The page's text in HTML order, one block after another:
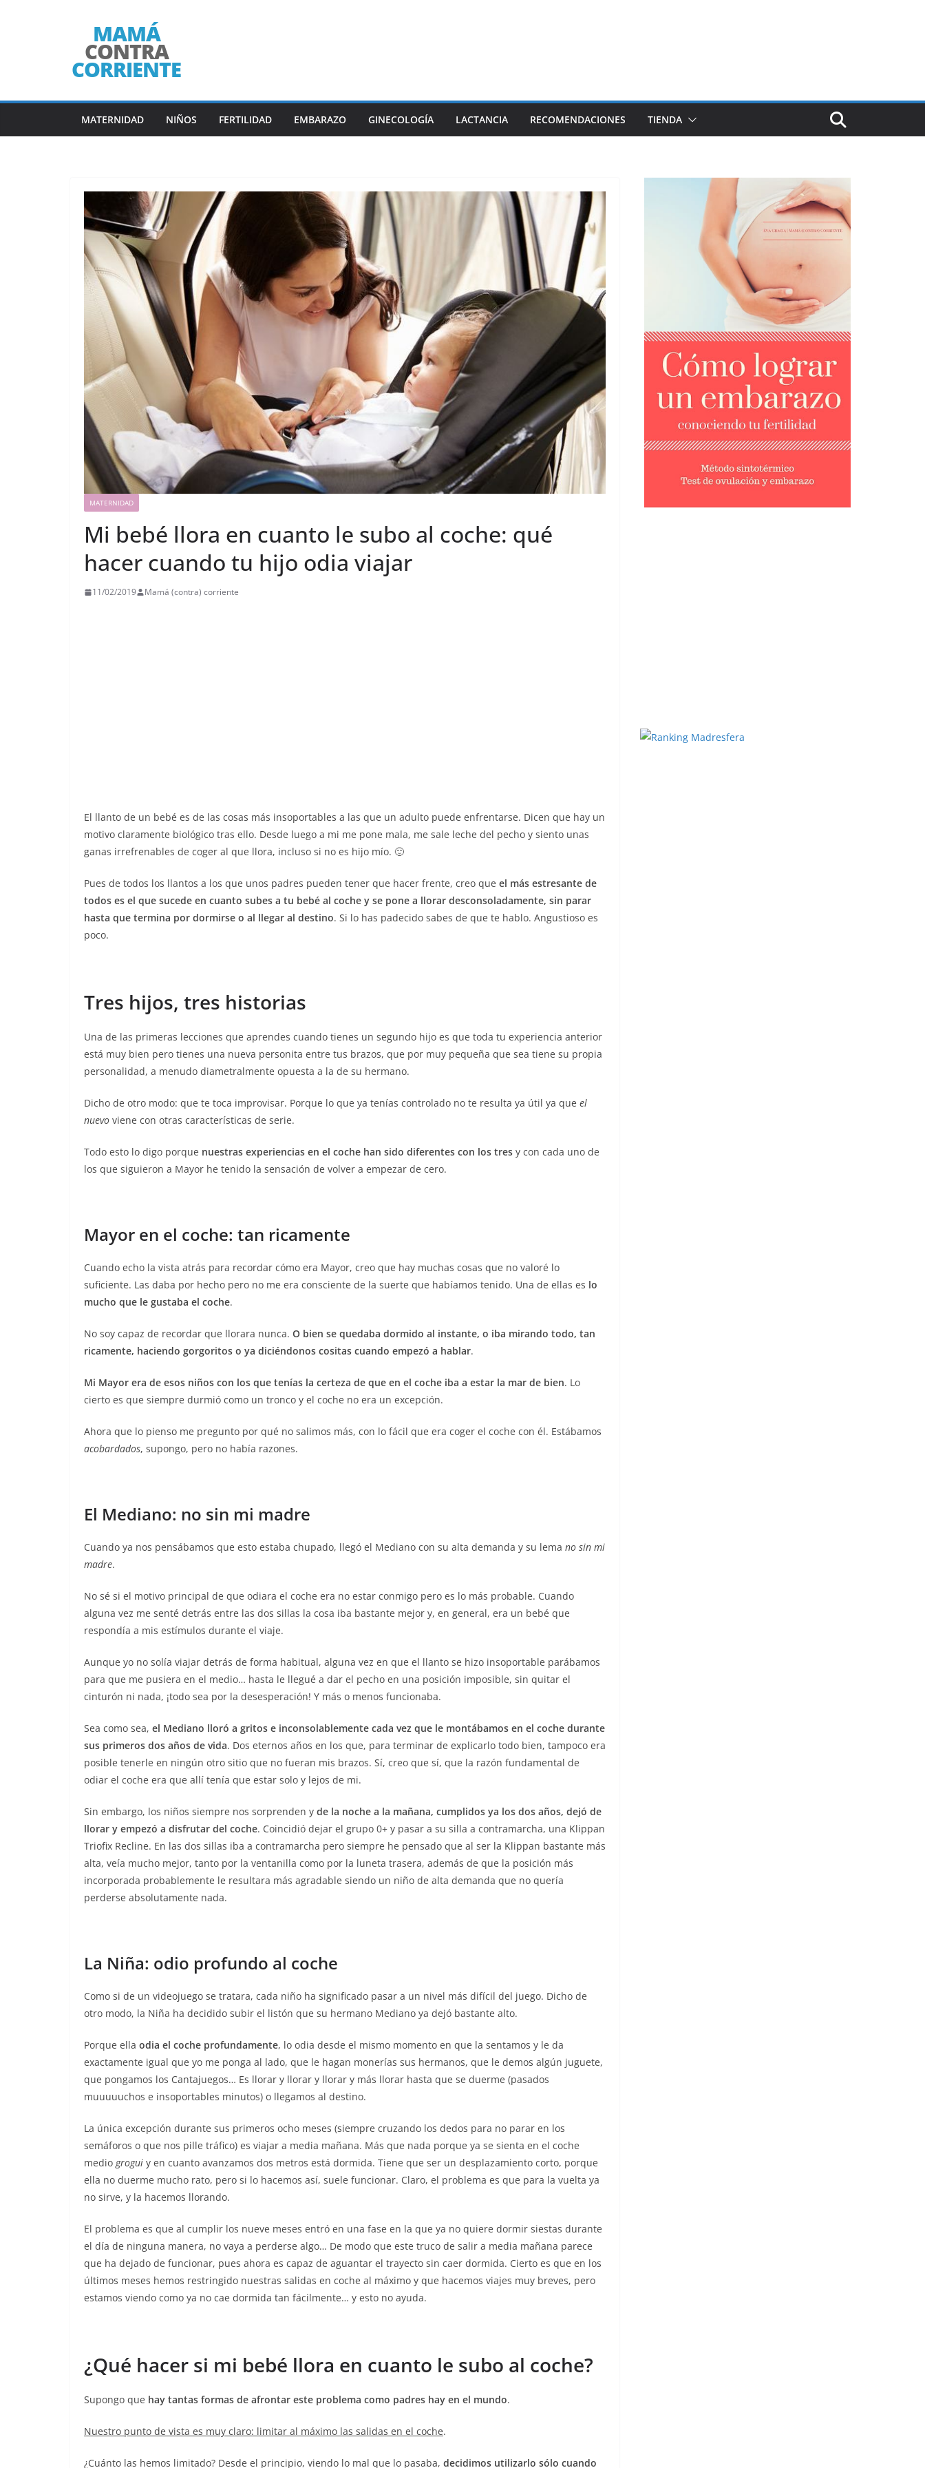
MATERNIDAD NIÑOS FERTILIDAD EMBARAZO GINECOLOGÍA LACTANCIA RECOMENDACIONES TIENDA
MATERNIDAD
Mi bebé llora en cuanto le subo al coche: qué
hacer cuando tu hijo odia viajar
11/02/2019 Mamá (contra) corriente
El llanto de un bebé es de las cosas más insoportables a las que un adulto puede enfrentarse. Dicen que hay un
motivo claramente biológico tras ello. Desde luego a mi me pone mala, me sale leche del pecho y siento unas
ganas irrefrenables de coger al que llora, incluso si no es hijo mío. 🙂
Pues de todos los llantos a los que unos padres pueden tener que hacer frente, creo que el más estresante de
todos es el que sucede en cuanto subes a tu bebé al coche y se pone a llorar desconsoladamente, sin parar
hasta que termina por dormirse o al llegar al destino. Si lo has padecido sabes de que te hablo. Angustioso es
poco.
Tres hijos, tres historias
Una de las primeras lecciones que aprendes cuando tienes un segundo hijo es que toda tu experiencia anterior
está muy bien pero tienes una nueva personita entre tus brazos, que por muy pequeña que sea tiene su propia
personalidad, a menudo diametralmente opuesta a la de su hermano.
Dicho de otro modo: que te toca improvisar. Porque lo que ya tenías controlado no te resulta ya útil ya que el
nuevo viene con otras características de serie.
Todo esto lo digo porque nuestras experiencias en el coche han sido diferentes con los tres y con cada uno de
los que siguieron a Mayor he tenido la sensación de volver a empezar de cero.
Mayor en el coche: tan ricamente
Cuando echo la vista atrás para recordar cómo era Mayor, creo que hay muchas cosas que no valoré lo
suficiente. Las daba por hecho pero no me era consciente de la suerte que habíamos tenido. Una de ellas es lo
mucho que le gustaba el coche.
No soy capaz de recordar que llorara nunca. O bien se quedaba dormido al instante, o iba mirando todo, tan
ricamente, haciendo gorgoritos o ya diciéndonos cositas cuando empezó a hablar.
Mi Mayor era de esos niños con los que tenías la certeza de que en el coche iba a estar la mar de bien. Lo
cierto es que siempre durmió como un tronco y el coche no era un excepción.
Ahora que lo pienso me pregunto por qué no salimos más, con lo fácil que era coger el coche con él. Estábamos
acobardados, supongo, pero no había razones.
El Mediano: no sin mi madre
Cuando ya nos pensábamos que esto estaba chupado, llegó el Mediano con su alta demanda y su lema no sin mi
madre.
No sé si el motivo principal de que odiara el coche era no estar conmigo pero es lo más probable. Cuando
alguna vez me senté detrás entre las dos sillas la cosa iba bastante mejor y, en general, era un bebé que
respondía a mis estímulos durante el viaje.
Aunque yo no solía viajar detrás de forma habitual, alguna vez en que el llanto se hizo insoportable parábamos
para que me pusiera en el medio… hasta le llegué a dar el pecho en una posición imposible, sin quitar el
cinturón ni nada, ¡todo sea por la desesperación! Y más o menos funcionaba.
Sea como sea, el Mediano lloró a gritos e inconsolablemente cada vez que le montábamos en el coche durante
sus primeros dos años de vida. Dos eternos años en los que, para terminar de explicarlo todo bien, tampoco era
posible tenerle en ningún otro sitio que no fueran mis brazos. Sí, creo que sí, que la razón fundamental de
odiar el coche era que allí tenía que estar solo y lejos de mi.
Sin embargo, los niños siempre nos sorprenden y de la noche a la mañana, cumplidos ya los dos años, dejó de
llorar y empezó a disfrutar del coche. Coincidió dejar el grupo 0+ y pasar a su silla a contramarcha, una Klippan
Triofix Recline. En las dos sillas iba a contramarcha pero siempre he pensado que al ser la Klippan bastante más
alta, veía mucho mejor, tanto por la ventanilla como por la luneta trasera, además de que la posición más
incorporada probablemente le resultara más agradable siendo un niño de alta demanda que no quería
perderse absolutamente nada.
La Niña: odio profundo al coche
Como si de un videojuego se tratara, cada niño ha significado pasar a un nivel más difícil del juego. Dicho de
otro modo, la Niña ha decidido subir el listón que su hermano Mediano ya dejó bastante alto.
Porque ella odia el coche profundamente, lo odia desde el mismo momento en que la sentamos y le da
exactamente igual que yo me ponga al lado, que le hagan monerías sus hermanos, que le demos algún juguete,
que pongamos los Cantajuegos… Es llorar y llorar y llorar y más llorar hasta que se duerme (pasados
muuuuuchos e insoportables minutos) o llegamos al destino.
La única excepción durante sus primeros ocho meses (siempre cruzando los dedos para no parar en los
semáforos o que nos pille tráfico) es viajar a media mañana. Más que nada porque ya se sienta en el coche
medio grogui y en cuanto avanzamos dos metros está dormida. Tiene que ser un desplazamiento corto, porque
ella no duerme mucho rato, pero si lo hacemos así, suele funcionar. Claro, el problema es que para la vuelta ya
no sirve, y la hacemos llorando.
El problema es que al cumplir los nueve meses entró en una fase en la que ya no quiere dormir siestas durante
el día de ninguna manera, no vaya a perderse algo… De modo que este truco de salir a media mañana parece
que ha dejado de funcionar, pues ahora es capaz de aguantar el trayecto sin caer dormida. Cierto es que en los
últimos meses hemos restringido nuestras salidas en coche al máximo y que hacemos viajes muy breves, pero
estamos viendo como ya no cae dormida tan fácilmente… y esto no ayuda.
¿Qué hacer si mi bebé llora en cuanto le subo al coche?
Supongo que hay tantas formas de afrontar este problema como padres hay en el mundo.
Nuestro punto de vista es muy claro: limitar al máximo las salidas en el coche.
¿Cuánto las hemos limitado? Desde el principio, viendo lo mal que lo pasaba, decidimos utilizarlo sólo cuando